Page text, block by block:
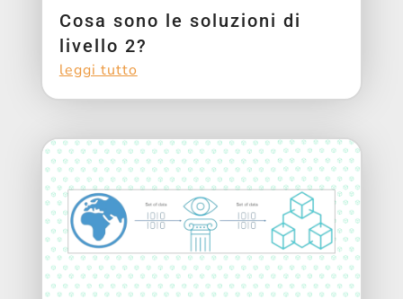
Cosa sono le soluzioni di
livello 2?
leggi tutto